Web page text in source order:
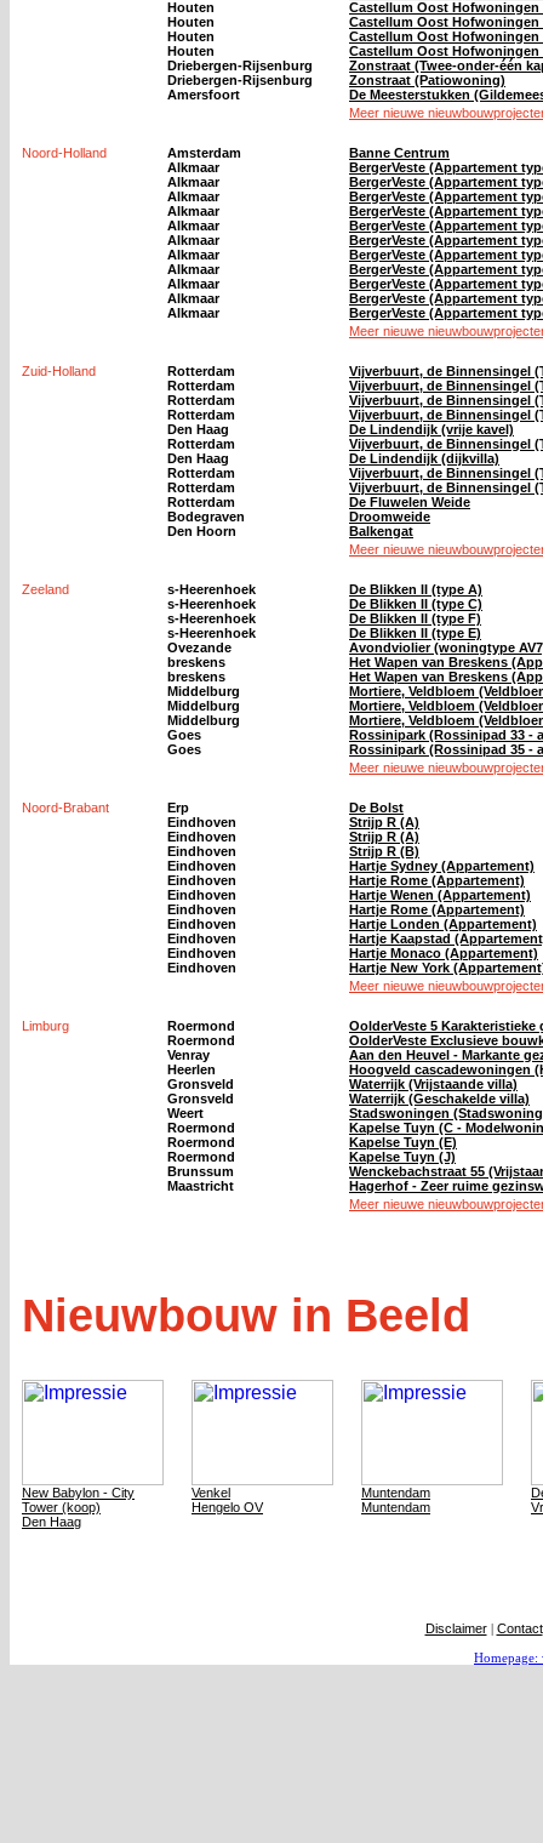
Houten
Castellum Oost
Houten
Castellum Oost
Houten
Castellum Oost Hofwoningen
Houten
Castellum Oost Hofwoningen
Driebergen-Rijsenburg
Zonstraat (Twee-onder-één
Driebergen-Rijsenburg
Zonstraat (Patiowoning)
Amersfoort
De Meesterstukken
Meer nieuwe
Noord-Holland Amsterdam
Banne Centrum
Alkmaar
BergerVeste (Appartement
Alkmaar
BergerVeste (Appartement
Alkmaar
BergerVeste (Appartement
Alkmaar
BergerVeste (Appartement
Alkmaar
BergerVeste (Appartement
Alkmaar
BergerVeste (Appartement
Alkmaar
BergerVeste (Appartement
Alkmaar
BergerVeste (Appartement
Alkmaar
BergerVeste (Appartement
Alkmaar
BergerVeste (Appartement
Alkmaar
BergerVeste (Appartement
Meer nieuwe
Zuid-Holland Rotterdam
Vijverbuurt, de Binnensingel
Rotterdam
Vijverbuurt, de Binnensingel
Rotterdam
Vijverbuurt, de Binnensingel
Rotterdam
Vijverbuurt, de Binnensingel
Den Haag
De Lindendijk (vrije kavel)
Rotterdam
Vijverbuurt, de Binnensingel
Den Haag
De Lindendijk (dijkvilla)
Rotterdam
Vijverbuurt, de Binnensingel
Rotterdam
Vijverbuurt, de Binnensingel
Rotterdam
De Fluwelen Weide
Bodegraven
Droomweide
Den Hoorn
Balkengat
Meer nieuwe
Zeeland s-Heerenhoek
De Blikken II (type A)
s-Heerenhoek
De Blikken II (type C)
s-Heerenhoek
De Blikken II (type F)
s-Heerenhoek
De Blikken II (type E)
Ovezande
Avondviolier (woningtype
breskens
Het Wapen van Breskens
breskens
Het Wapen van Breskens
Middelburg
Mortiere, Veldbloem
Middelburg
Mortiere, Veldbloem
Middelburg
Mortiere, Veldbloem
Goes
Rossinipark (Rossinipad 33 -
Goes
Rossinipark (Rossinipad 35 -
Meer nieuwe
Noord-Brabant Erp
De Bolst
Eindhoven
Strijp R (A)
Eindhoven
Strijp R (A)
Eindhoven
Strijp R (B)
Eindhoven
Hartje Sydney (Appartement)
Eindhoven
Hartje Rome (Appartement)
Eindhoven
Hartje Wenen (Appartement)
Eindhoven
Hartje Rome (Appartement)
Eindhoven
Hartje Londen (Appartement)
Eindhoven
Hartje Kaapstad
Eindhoven
Hartje Monaco (Appartement)
Eindhoven
Hartje New York
Meer nieuwe
Limburg Roermond
OolderVeste 5
Roermond
OolderVeste Exclusieve
Venray
Aan den Heuvel - Markante
Heerlen
Hoogveld cascadewoningen
Gronsveld
Waterrijk (Vrijstaande villa)
Gronsveld
Waterrijk (Geschakelde villa)
Weert
Stadswoningen
Roermond
Kapelse Tuyn (C -
Roermond
Kapelse Tuyn (E)
Roermond
Kapelse Tuyn (J)
Brunssum
Wenckebachstraat 55
Maastricht
Hagerhof - Zeer ruime
Meer nieuwe
Nieuwbouw in Beeld
New Babylon - City
Tower (koop)
Den Haag
Venkel
Hengelo OV
Muntendam
Muntendam
Disclaimer| Contact